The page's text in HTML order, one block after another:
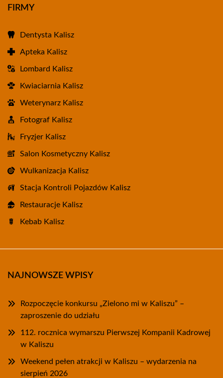
FIRMY
Dentysta Kalisz
Apteka Kalisz
Lombard Kalisz
Kwiaciarnia Kalisz
Weterynarz Kalisz
Fotograf Kalisz
Fryzjer Kalisz
Salon Kosmetyczny Kalisz
Wulkanizacja Kalisz
Stacja Kontroli Pojazdów Kalisz
Restauracje Kalisz
Kebab Kalisz
NAJNOWSZE WPISY
Rozpoczęcie konkursu „Zielono mi w Kaliszu” –
zaproszenie do udziału
112. rocznica wymarszu Pierwszej Kompanii Kadrowej
w Kaliszu
Weekend pełen atrakcji w Kaliszu – wydarzenia na
sierpień 2026